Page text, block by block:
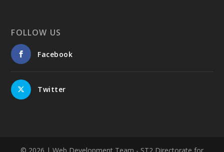
FOLLOW US
Facebook
Twitter